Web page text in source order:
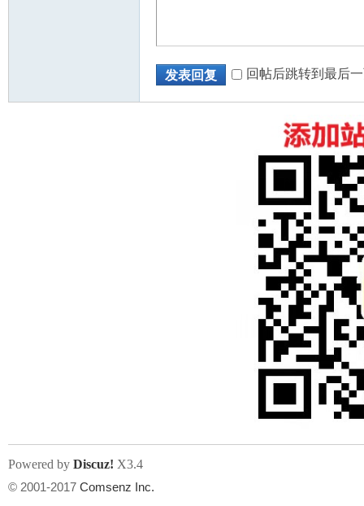
发表回复 回帖后跳转到最后
Powered by Discuz! X3.4
© 2001-2017 Comsenz Inc.